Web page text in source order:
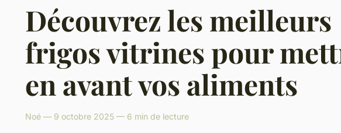
Découvrez les meilleurs
frigos vitrines pour
en avant vos aliments
Noé — 9 octobre 2025 — 6 min de lecture